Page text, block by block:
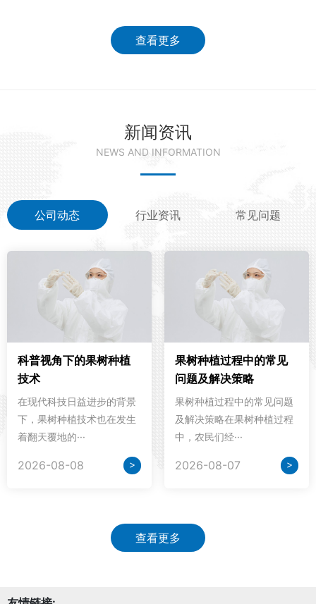
查看更多
新闻资讯
NEWS AND INFORMATION
公司动态 行业资讯 常见问题
科普视角下的果树种植
技术
在现代科技日益进步的背景
下，果树种植技术也在发生
着翻天覆地的···
2026-08-08 >
果树种植过程中的常见
问题及解决策略
果树种植过程中的常见问题
及解决策略在果树种植过程
中，农民们经···
2026-08-07 >
查看更多